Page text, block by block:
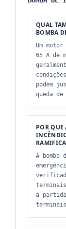
QUAL
BOMBA
Um
65 A de
podem
queda
POR QUE
A bomba
a partida